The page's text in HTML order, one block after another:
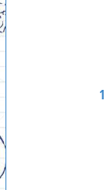
1